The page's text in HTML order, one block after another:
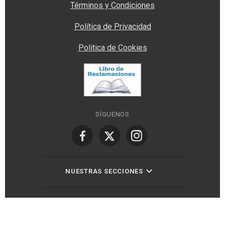
Términos y Condiciones
Política de Privacidad
Politica de Cookies
SÍGUENOS
NUESTRAS SECCIONES